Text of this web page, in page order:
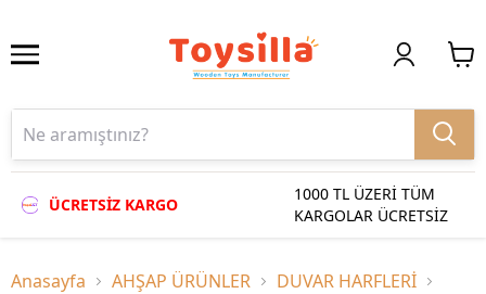
ÜCRETSİZ KARGO
1000 TL ÜZERİ TÜM
KARGOLAR ÜCRETSİZ
Anasayfa AHŞAP ÜRÜNLER
DUVAR HARFLERİ